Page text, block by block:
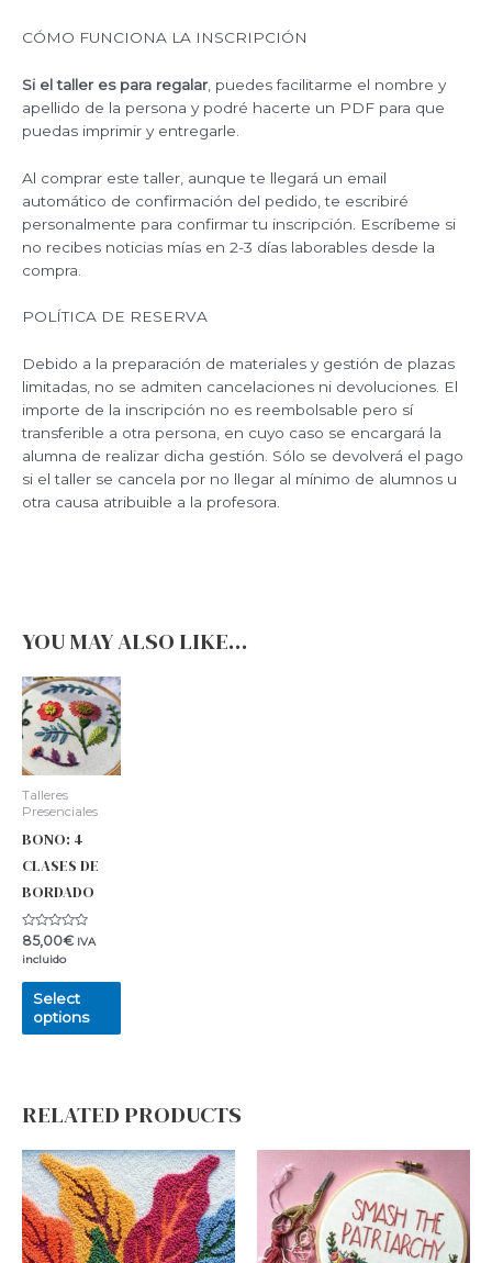
CÓMO FUNCIONA LA INSCRIPCIÓN
Si el taller es para regalar, puedes facilitarme el nombre y
apellido de la persona y podré hacerte un PDF para que
puedas imprimir y entregarle.
Al comprar este taller, aunque te llegará un email
automático de confirmación del pedido, te escribiré
personalmente para confirmar tu inscripción. Escríbeme si
no recibes noticias mías en 2-3 días laborables desde la
compra.
POLÍTICA DE RESERVA
Debido a la preparación de materiales y gestión de plazas
limitadas, no se admiten cancelaciones ni devoluciones. El
importe de la inscripción no es reembolsable pero sí
transferible a otra persona, en cuyo caso se encargará la
alumna de realizar dicha gestión. Sólo se devolverá el pago
si el taller se cancela por no llegar al mínimo de alumnos u
otra causa atribuible a la profesora.
YOU MAY ALSO LIKE…
Talleres
Presenciales
BONO: 4
CLASES DE
BORDADO
Rated
out
5
85,00€ IVA
incluido
Select
options
RELATED PRODUCTS